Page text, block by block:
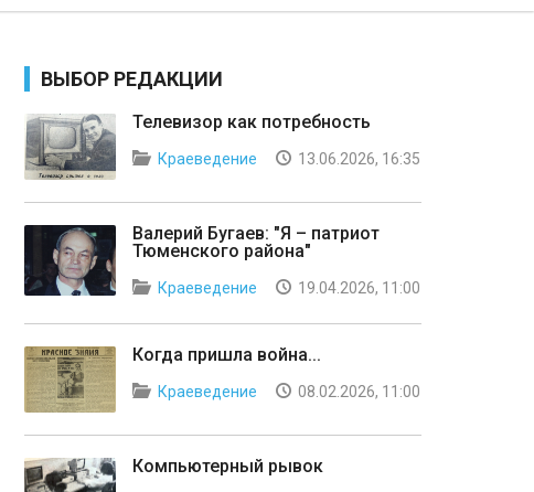
ВЫБОР РЕДАКЦИИ
Телевизор как потребность
Краеведение 13.06.2026, 16:35
Валерий Бугаев: "Я – патриот
Тюменского района"
Краеведение 19.04.2026, 11:00
Когда пришла война...
Краеведение 08.02.2026, 11:00
Компьютерный рывок